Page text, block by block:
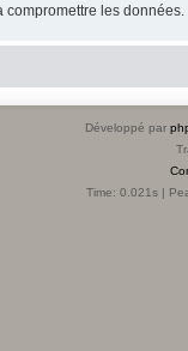
les données.
Développé par
Time: 0.021s |